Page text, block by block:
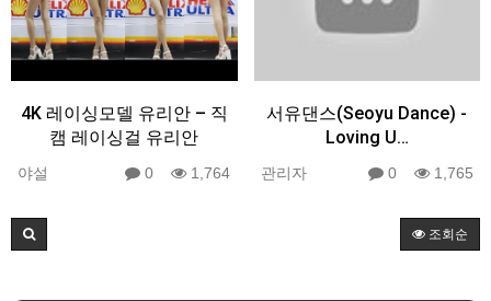
4K 레이싱모델 유리안 – 직
캠 레이싱걸 유리안
야설 0 1,764
서유댄스(Seoyu Dance) -
Loving U…
관리자 0 1,765
조회순